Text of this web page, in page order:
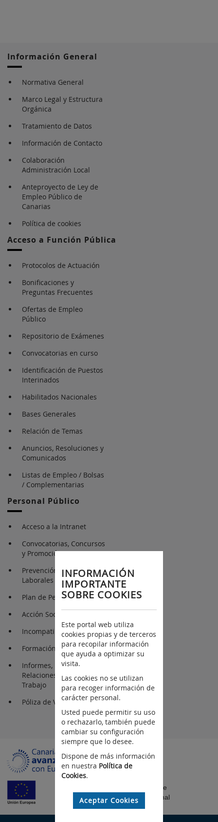
Información General
Normativa General
Marco Legal y Estructura
Orgánica
Tratamiento de Datos
Información de Contacto
Colaboración
Administración Local
Anteproyecto de Ley de
Empleo Público de
Canarias
Política de cookies
Acceso a Función Pública
Protocolos de Actuación
Bonificaciones y
Preguntas Frecuentes
Ofertas de Empleo
Público
Repositorio de Exámenes
Convocatorias en curso
Identificación de Puestos
Interinados
Habilitados Nacionales
Bases Generales
Relación de Temas
Anuncios, Resoluciones y
Comunicados
Listas de Empleo / Bolsas
/ Complementarias
Personal Público
Acceso a la Intranet
Convocatorias, Concursos
y Promoción interna
Prevención de Riesgos
Laborales
Plan de Pensiones
Acción Social
Incompatibilidades
Formación
Informes, Estadísticas y
Relaciones de Puestos de
Trabajo
Póliza de Vida e Invalidez
Fondo Europeo de
Desarrollo Regional
INFORMACIÓN
IMPORTANTE
SOBRE COOKIES
Este portal web utiliza
cookies propias y de terceros
para recopilar información
que ayuda a optimizar su
visita.
Las cookies no se utilizan
para recoger información de
carácter personal.
Usted puede permitir su uso
o rechazarlo, también puede
cambiar su configuración
siempre que lo desee.
Dispone de más información
en nuestra Política de
Cookies.
Aceptar Cookies